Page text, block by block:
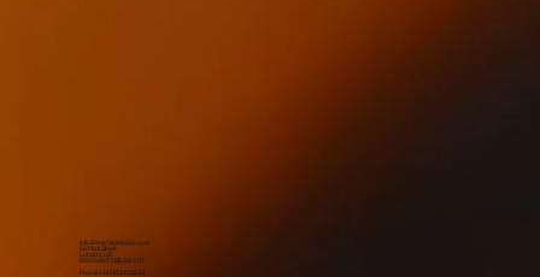
info@enchantmedier.com
66 Paul Street
London, UK
ENCHANT MEDIER LTD
Phone:+447452178540